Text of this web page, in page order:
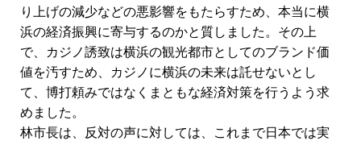
り上げの減少などの悪影響をもたらすため、本当に横
浜の経済振興に寄与するのかと質しました。その上
で、カジノ誘致は横浜の観光都市としてのブランド価
値を汚すため、カジノに横浜の未来は託せないとし
て、博打頼みではなくまともな経済対策を行うよう求
めました。
林市長は、反対の声に対しては、これまで日本では実